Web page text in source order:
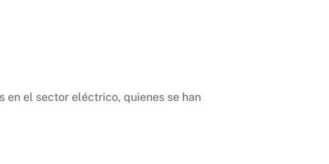
el sector eléctrico, quienes se han